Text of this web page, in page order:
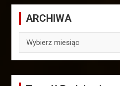
ARCHIWA